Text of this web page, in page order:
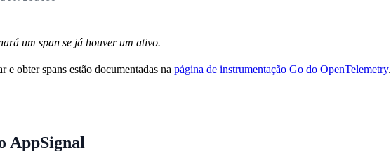
um span se já houver um ativo.
e obter spans estão documentadas na página de instrumentação Go do OpenTelemetry.
AppSignal